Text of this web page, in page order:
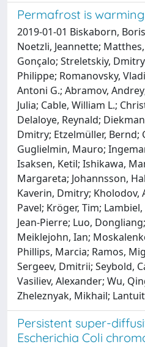
Permafrost is
2019-01-01 Biskaborn,
Noetzli, Jeannette;
Gonçalo; Streletskiy,
Philippe; Romanovsky,
Antoni G.; Abramov,
Julia; Cable, William L.;
Delaloye, Reynald;
Dmitry; Etzelmüller, Bernd;
Guglielmin, Mauro;
Isaksen, Ketil; Ishikawa,
Margareta; Johannsson,
Kaverin, Dmitry; Kholodov,
Pavel; Kröger, Tim;
Jean-Pierre; Luo,
Meiklejohn, Ian;
Phillips, Marcia; Ramos,
Sergeev, Dmitrii; Seybold,
Vasiliev, Alexander; Wu,
Zheleznyak, Mikhail;
Persistent super-
Escherichia Coli